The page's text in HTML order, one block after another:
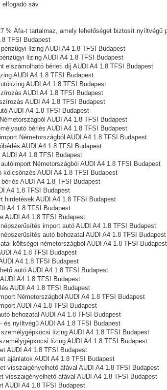
elfogadó sáv
% Áfa-t tartalmaz, amely lehetőséget biztosít nyíltvégű
TFSI Budapest
lízing AUDI A4 1.8 TFSI Budapest
lízing AUDI A4 1.8 TFSI Budapest
elszámolható bérleti díj AUDI A4 1.8 TFSI Budapest
AUDI A4 1.8 TFSI Budapest
AUDI A4 1.8 TFSI Budapest
AUDI A4 1.8 TFSI Budapest
AUDI A4 1.8 TFSI Budapest
AUDI A4 1.8 TFSI Budapest
AUDI A4 1.8 TFSI Budapest
bérlés AUDI A4 1.8 TFSI Budapest
Németországból AUDI A4 1.8 TFSI Budapest
AUDI A4 1.8 TFSI Budapest
AUDI A4 1.8 TFSI Budapest
Németországból AUDI A4 1.8 TFSI Budapest
kölcsönzés AUDI A4 1.8 TFSI Budapest
bérlés AUDI A4 1.8 TFSI Budapest
A4 1.8 TFSI Budapest
hirdetések AUDI A4 1.8 TFSI Budapest
A4 1.8 TFSI Budapest
AUDI A4 1.8 TFSI Budapest
népszerűsítés import autó AUDI A4 1.8 TFSI Budapest
népszerűsítés autó behozatal AUDI A4 1.8 TFSI Budapest
költségei németországból AUDI A4 1.8 TFSI Budapest
A4 1.8 TFSI Budapest
A4 1.8 TFSI Budapest
autó AUDI A4 1.8 TFSI Budapest
A4 1.8 TFSI Budapest
AUDI A4 1.8 TFSI Budapest
Németországból AUDI A4 1.8 TFSI Budapest
AUDI A4 1.8 TFSI Budapest
behozatal AUDI A4 1.8 TFSI Budapest
és nyíltvégű AUDI A4 1.8 TFSI Budapest
lízing AUDI A4 1.8 TFSI Budapest
lízing AUDI A4 1.8 TFSI Budapest
AUDI A4 1.8 TFSI Budapest
ajánlatok AUDI A4 1.8 TFSI Budapest
visszaigényelhető áfával AUDI A4 1.8 TFSI Budapest
visszaigényelhető áfával AUDI A4 1.8 TFSI Budapest
AUDI A4 1.8 TFSI Budapest